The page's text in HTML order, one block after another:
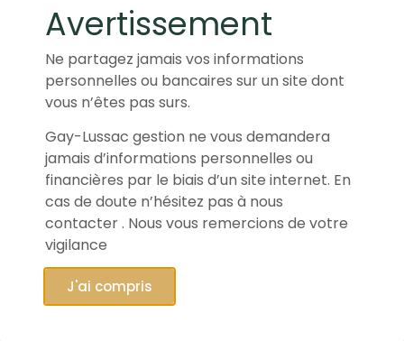
28/01/2026
Connaissez-vous EVS Broadcast
Avertissement
Ne partagez jamais vos informations
personnelles ou bancaires sur un site dont
vous n’êtes pas surs.
Gay-Lussac gestion ne vous demandera
jamais d’informations personnelles ou
financières par le biais d’un site internet. En
cas de doute n’hésitez pas à nous
contacter . Nous vous remercions de votre
vigilance
J'ai compris